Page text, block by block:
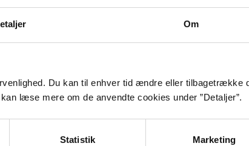
Om
Du kan til enhver tid ændre eller tilbagetrække
læse mere om de anvendte cookies under ”Detaljer”.
Statistik Marketing